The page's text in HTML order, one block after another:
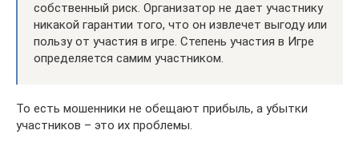
собственный риск. Организатор не дает участнику
никакой гарантии того, что он извлечет выгоду или
пользу от участия в игре. Степень участия в Игре
определяется самим участником.
То есть мошенники не обещают прибыль, а убытки
участников – это их проблемы.